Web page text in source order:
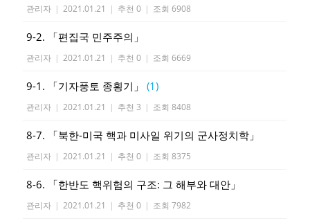
관리자 | 2021.01.21 | 추천 0 | 조회 6908
9-2. 「편집국 민주주의」
관리자 | 2021.01.21 | 추천 0 | 조회 6669
9-1. 「기자풍토 종횡기」(1)
관리자 | 2021.01.21 | 추천 3 | 조회 8408
8-7. 「북한-미국 핵과 미사일 위기의 군사정치학」
관리자 | 2021.01.21 | 추천 0 | 조회 8375
8-6. 「한반도 핵위험의 구조: 그 해부와 대안」
관리자 | 2021.01.21 | 추천 0 | 조회 7982